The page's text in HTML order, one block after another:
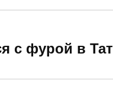
с фурой в